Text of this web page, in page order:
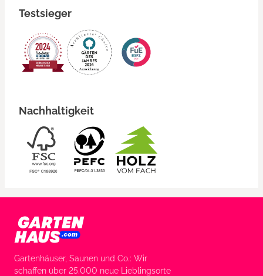
Testsieger
Nachhaltigkeit
Gartenhäuser, Saunen und Co.: Wir
schaffen über 25.000 neue Lieblingsorte